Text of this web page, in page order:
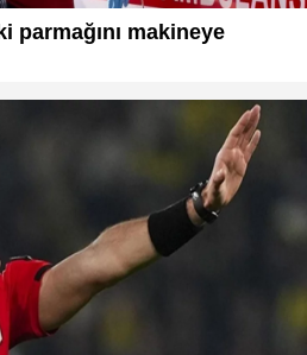
parmağını makineye